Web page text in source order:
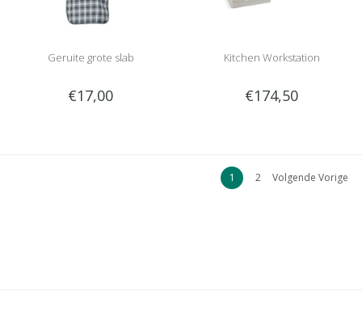
Geruite grote slab
€17,00
Kitchen Workstation
€174,50
1 2 Volgende Vorige